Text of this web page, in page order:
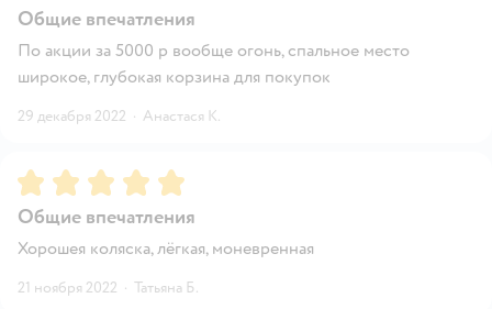
Общие впечатления
По акции за 5000 р вообще огонь, спальное место
широкое, глубокая корзина для покупок
29 декабря 2022 · Анастася К.
Рейтинг:5
Общие впечатления
Хорошея коляска, лёгкая, моневренная
21 ноября 2022 · Татьяна Б.